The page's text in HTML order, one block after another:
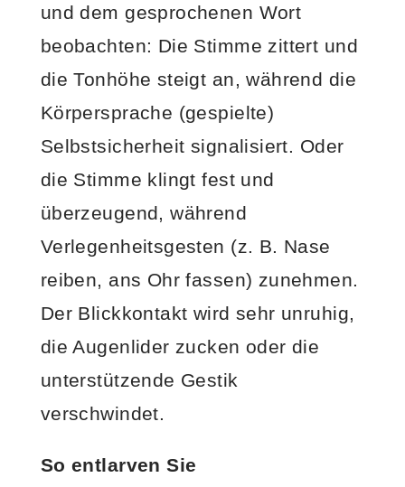
und dem gesprochenen Wort
beobachten: Die Stimme zittert und
die Tonhöhe steigt an, während die
Körpersprache (gespielte)
Selbstsicherheit signalisiert. Oder
die Stimme klingt fest und
überzeugend, während
Verlegenheitsgesten (z. B. Nase
reiben, ans Ohr fassen) zunehmen.
Der Blickkontakt wird sehr unruhig,
die Augenlider zucken oder die
unterstützende Gestik
verschwindet.
So entlarven Sie